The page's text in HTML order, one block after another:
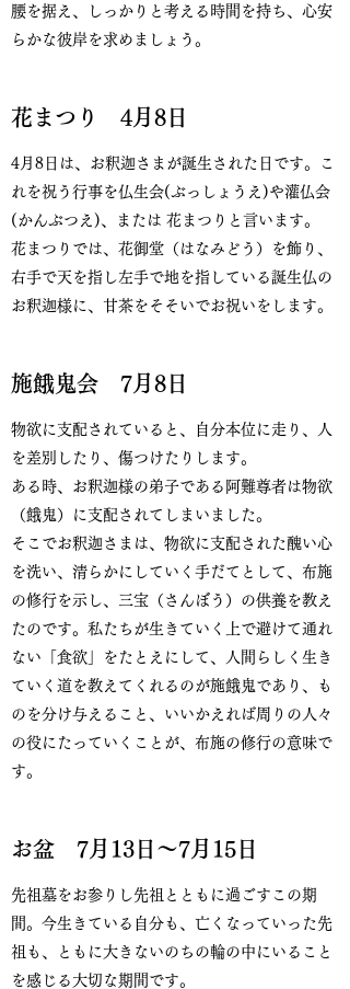
腰を据え、しっかりと考える時間を持ち、心安
らかな彼岸を求めましょう。
花まつり 4月8日
4月8日は、お釈迦さまが誕生された日です。こ
れを祝う行事を仏生会(ぶっしょうえ)や灌仏会
(かんぶつえ)、または 花まつりと言います。
花まつりでは、花御堂（はなみどう）を飾り、
右手で天を指し左手で地を指している誕生仏の
お釈迦様に、甘茶をそそいでお祝いをします。
施餓鬼会 7月8日
物欲に支配されていると、自分本位に走り、人
を差別したり、傷つけたりします。
ある時、お釈迦様の弟子である阿難尊者は物欲
（餓鬼）に支配されてしまいました。
そこでお釈迦さまは、物欲に支配された醜い心
を洗い、清らかにしていく手だてとして、布施
の修行を示し、三宝（さんぼう）の供養を教え
たのです。私たちが生きていく上で避けて通れ
ない「食欲」をたとえにして、人間らしく生き
ていく道を教えてくれるのが施餓鬼であり、も
のを分け与えること、いいかえれば周りの人々
の役にたっていくことが、布施の修行の意味で
す。
お盆 7月13日〜7月15日
​先祖墓をお参りし先祖とともに過ごすこの期
間。今生きている自分も、亡くなっていった先
祖も、ともに大きないのちの輪の中にいること
を感じる大切な期間です。